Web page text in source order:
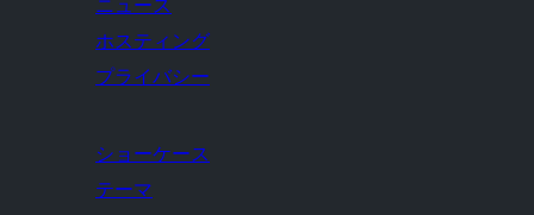
ニュース
ホスティング
プライバシー
ショーケース
テーマ